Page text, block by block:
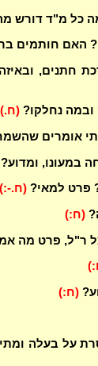
האם חותמים
חתנים,
(ח.)
אומרים
במעונו,
פרט למאי?(ח.-:)
(ח:)
ר"ל, פרט מה
(ח:)
על בעלה